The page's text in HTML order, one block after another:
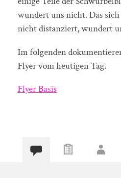
wundert uns nicht. Das
nicht distanziert, wundert
Im folgenden
Flyer vom heutigen Tag.
Flyer Basis